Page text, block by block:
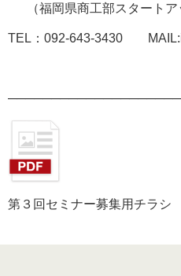
（福岡県商工部スタートア
TEL：092-643-3430
第３回セミナー募集用チラシ